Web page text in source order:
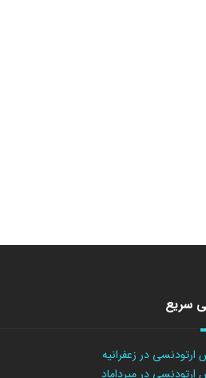
سریع
در زعفرانیه
در میرداماد